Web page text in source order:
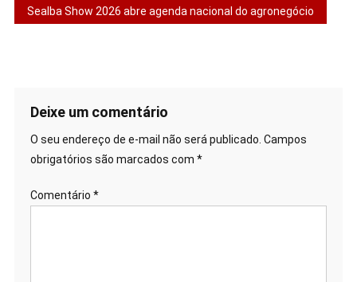
deSealba Show 2026 abre agenda nacional do agronegócio
Deixe um comentário
O seu endereço de e-mail não será publicado. Campos
obrigatórios são marcados com *
Comentário *